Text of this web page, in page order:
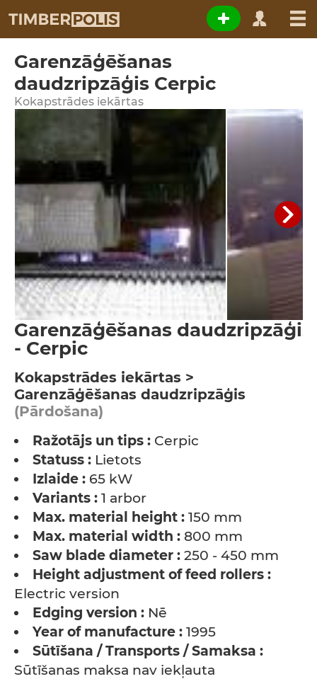
Garenzāģēšanas
daudzripzāģis Cerpic
Kokapstrādes iekārtas
Garenzāģēšanas daudzripzāģis
- Cerpic
Kokapstrādes iekārtas >
Garenzāģēšanas daudzripzāģis
(Pārdošana)
Ražotājs un tips : Cerpic
Statuss : Lietots
Izlaide : 65 kW
Variants : 1 arbor
Max. material height : 150 mm
Max. material width : 800 mm
Saw blade diameter : 250 - 450 mm
Height adjustment of feed rollers :
Electric version
Edging version : Nē
Year of manufacture : 1995
Sūtīšana / Transports / Samaksa :
Sūtīšanas maksa nav iekļauta